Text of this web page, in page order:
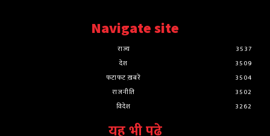
Navigate site
राज्य
3537
देश
3509
फटाफट ख़बरें
3504
राजनीति
3502
विदेश
3262